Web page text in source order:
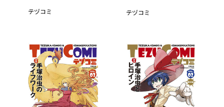
テヅコミ テヅコミ